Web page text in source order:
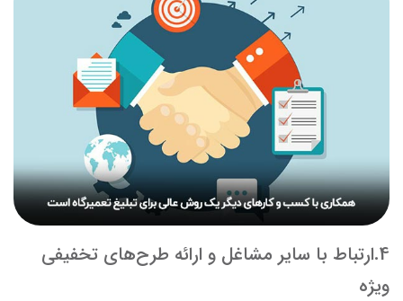
4.ارتباط با سایر مشاغل و ارائه طرح‌های تخفیفی
ویژه